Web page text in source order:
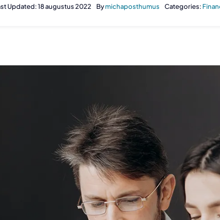
Updated: 18 augustus 2022 Bymichaposthumus Categories: